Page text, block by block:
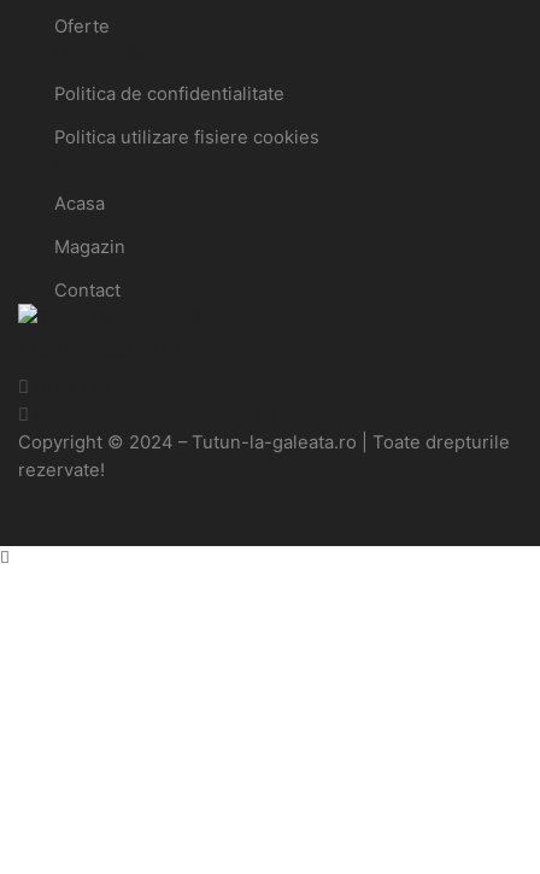
Oferte
Politica de confidentialitate
Politica utilizare fisiere cookies
Acasa
Magazin
Contact
Copyright © 2024 – Tutun-la-galeata.ro | Toate drepturile
rezervate!